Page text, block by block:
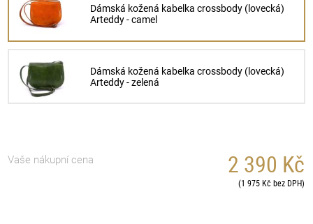
Dámská kožená kabelka crossbody (lovecká)
Arteddy - camel
Dámská kožená kabelka crossbody (lovecká)
Arteddy - zelená
Vaše nákupní cena 2 390 Kč
(1 975 Kč bez DPH)